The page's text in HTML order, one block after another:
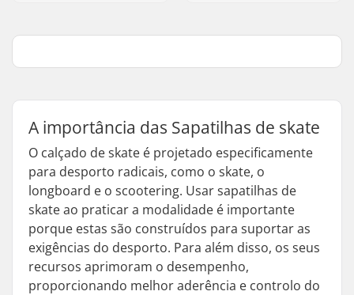
A importância das Sapatilhas de skate
O calçado de skate é projetado especificamente
para desporto radicais, como o skate, o
longboard e o scootering. Usar sapatilhas de
skate ao praticar a modalidade é importante
porque estas são construídos para suportar as
exigências do desporto. Para além disso, os seus
recursos aprimoram o desempenho,
proporcionando melhor aderência e controlo do